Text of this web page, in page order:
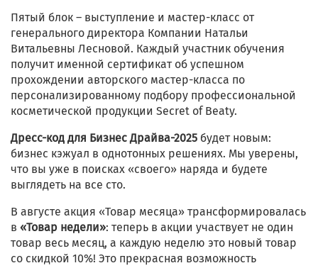
Пятый блок – выступление и мастер-класс от
генерального директора Компании Натальи
Витальевны Лесновой. Каждый участник обучения
получит именной сертификат об успешном
прохождении авторского мастер-класса по
персонализированному подбору профессиональной
косметической продукции Secret of Beaty.
Дресс-код для Бизнес Драйва-2025 будет новым:
бизнес кэжуал в однотонных решениях. Мы уверены,
что вы уже в поисках «своего» наряда и будете
выглядеть на все сто.
В августе акция «Товар месяца» трансформировалась
в «Товар недели»: теперь в акции участвует не один
товар весь месяц, а каждую неделю это новый товар
со скидкой 10%! Это прекрасная возможность